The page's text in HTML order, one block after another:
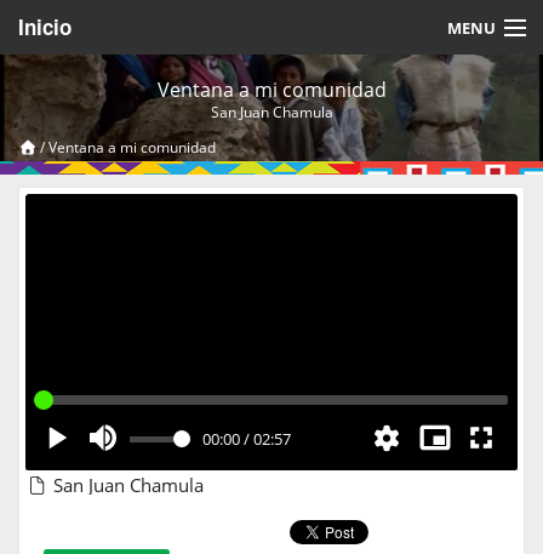
Inicio MENU
Acerca de
Videos Temáticos
Cerrar Sesión
Ventana a mi comunidad
San Juan Chamula
/Ventana a mi comunidad
00:00/02:57
San Juan Chamula